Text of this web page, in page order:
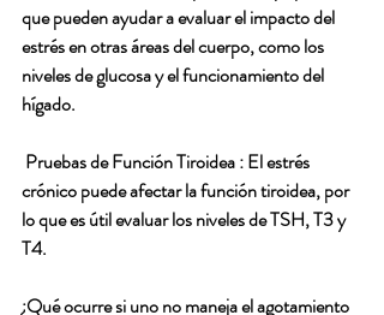
que pueden ayudar a evaluar el impacto del
estrés en otras áreas del cuerpo, como los
niveles de glucosa y el funcionamiento del
hígado.
Pruebas de Función Tiroidea : El estrés
crónico puede afectar la función tiroidea, por
lo que es útil evaluar los niveles de TSH, T3 y
T4.
¿Qué ocurre si uno no maneja el agotamiento